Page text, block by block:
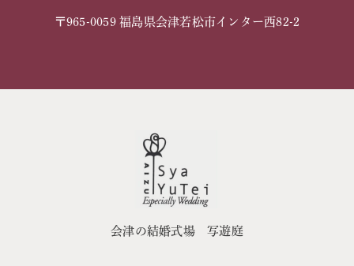
〒965-0059 福島県会津若松市インター西82-2
会津の結婚式場 写遊庭